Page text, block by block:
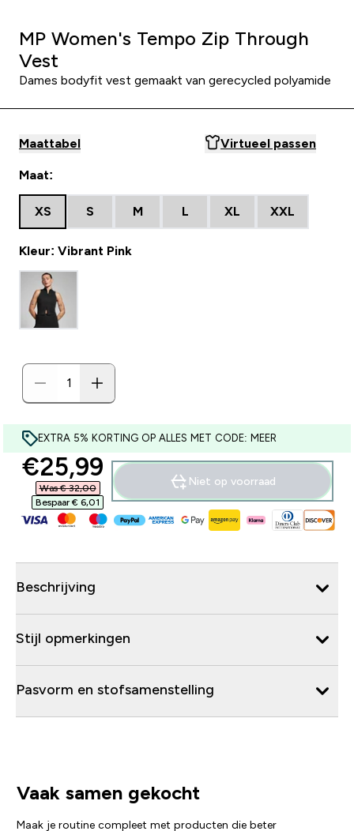
MP Women's Tempo Zip Through
Vest
Dames bodyfit vest gemaakt van gerecycled polyamide
Maattabel Virtueel passen
Maat:
XS S M L XL XXL
Kleur: Vibrant Pink
EXTRA 5% KORTING OP ALLES MET CODE: MEER
discounted price
€25,99‎
Was € 32,00‎
Bespaar € 6,01‎
Niet op voorraad
Beschrijving
Stijl opmerkingen
Pasvorm en stofsamenstelling
Vaak samen gekocht
Maak je routine compleet met producten die beter